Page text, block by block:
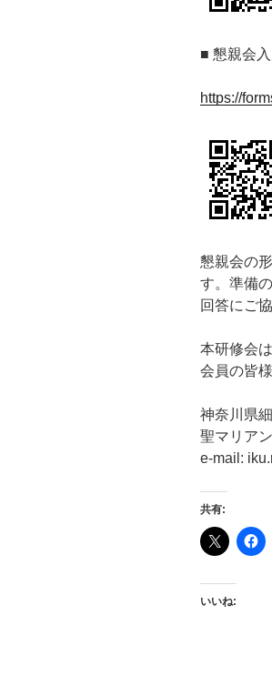
■ 懇親会
https://
懇親会の
す。準備
回答にご
本研修会
会員の皆
神奈川県
聖マリア
e-mail:
共有:
いいね: